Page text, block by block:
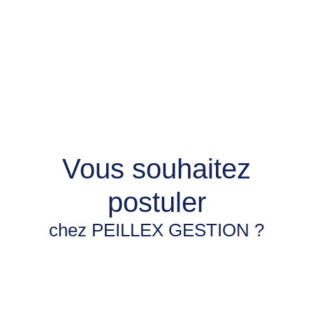
Vous souhaitez
postuler
chez PEILLEX GESTION ?